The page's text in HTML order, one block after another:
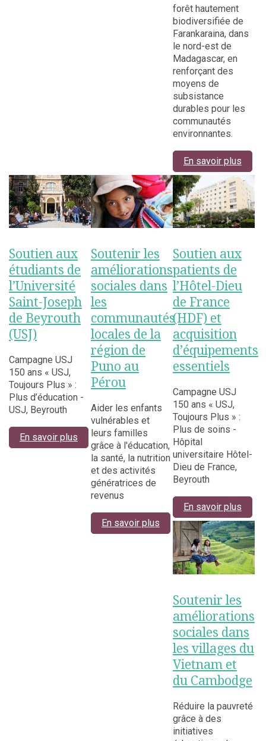
forêt hautement
biodiversifiée de
Farankaraina, dans
le nord-est de
Madagascar, en
renforçant des
moyens de
subsistance
durables pour les
communautés
environnantes.
En savoir plus
Soutien aux
étudiants de
l’Université
Saint-Joseph
de Beyrouth
(USJ)
Campagne USJ
150 ans « USJ,
Toujours Plus » :
Plus d’éducation -
USJ, Beyrouth
En savoir plus
Soutenir les
améliorations
sociales dans
les
communautés
locales de la
région de
Puno au
Pérou
Aider les enfants
vulnérables et
leurs familles
grâce à l'éducation,
la santé, la nutrition
et des activités
génératrices de
revenus
En savoir plus
Soutien aux
patients de
l’Hôtel-Dieu
de France
(HDF) et
acquisition
d’équipements
essentiels
Campagne USJ
150 ans « USJ,
Toujours Plus » :
Plus de soins -
Hôpital
universitaire Hôtel-
Dieu de France,
Beyrouth
En savoir plus
Soutenir les
améliorations
sociales dans
les villages du
Vietnam et
du Cambodge
Réduire la pauvreté
grâce à des
initiatives